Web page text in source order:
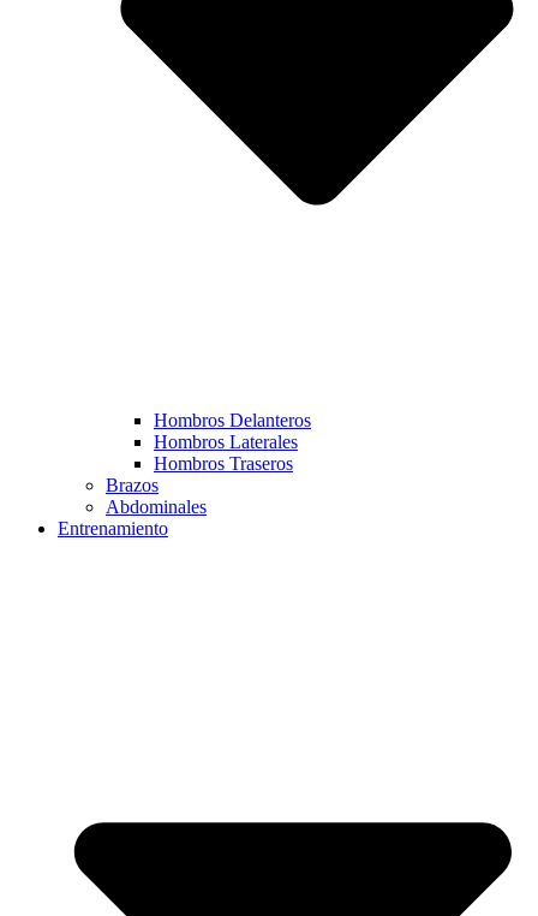
Hombros Delanteros
Hombros Laterales
Hombros Traseros
Brazos
Abdominales
Entrenamiento